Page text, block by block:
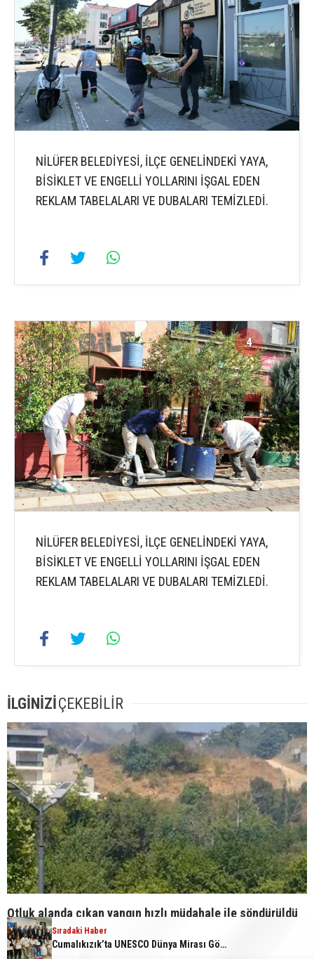
NİLÜFER BELEDİYESİ, İLÇE GENELİNDEKİ YAYA,
BİSİKLET VE ENGELLİ YOLLARINI İŞGAL EDEN
REKLAM TABELALARI VE DUBALARI TEMİZLEDİ.
4 4
NİLÜFER BELEDİYESİ, İLÇE GENELİNDEKİ YAYA,
BİSİKLET VE ENGELLİ YOLLARINI İŞGAL EDEN
REKLAM TABELALARI VE DUBALARI TEMİZLEDİ.
İLGİNİZİÇEKEBİLİR
Otluk alanda çıkan yangın hızlı müdahale ile söndürüldü
Sıradaki Haber
Cumalıkızık’ta UNESCO Dünya Mirası Gönüllüleri programı tamamlandı